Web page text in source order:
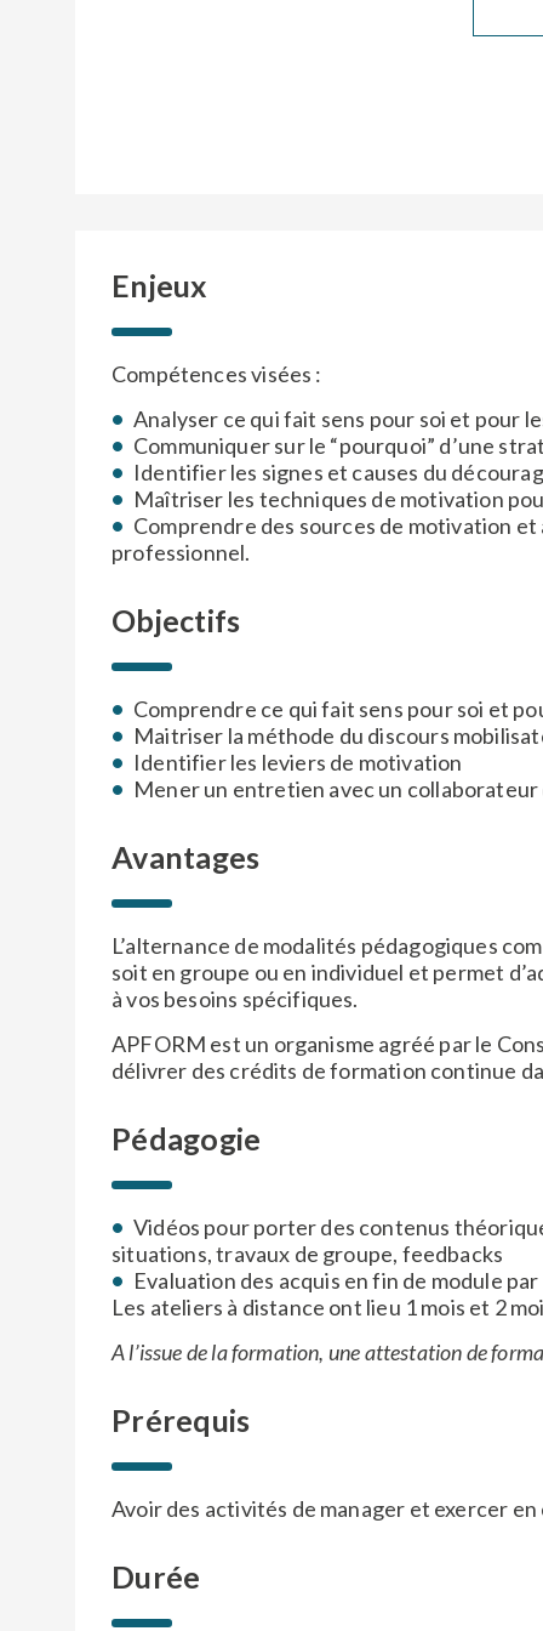
Enjeux
Compétences visées :
Analyser ce qui fait sens pour soi et pour
Communiquer sur le “pourquoi” d’une
Identifier les signes et causes du
Maîtriser les techniques de motivation
Comprendre des sources de motivation
professionnel.
Objectifs
Comprendre ce qui fait sens pour soi et
Maitriser la méthode du discours
Identifier les leviers de motivation
Mener un entretien avec un
Avantages
L’alternance de modalités pédagogiques
soit en groupe ou en individuel et permet
à vos besoins spécifiques.
APFORM est un organisme agréé par le
délivrer des crédits de formation continue
Pédagogie
Vidéos pour porter des contenus
situations, travaux de groupe, feedbacks
Evaluation des acquis en fin de module
Les ateliers à distance ont lieu 1 mois et 2
A l’issue de la formation, une attestation de
Prérequis
Avoir des activités de manager et exercer
Durée